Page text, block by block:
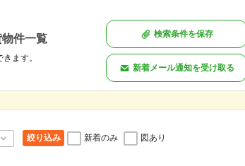
件一覧
ます。
検索条件を保存
新着メール通知を受け取る
絞り込み 新着のみ 図あり